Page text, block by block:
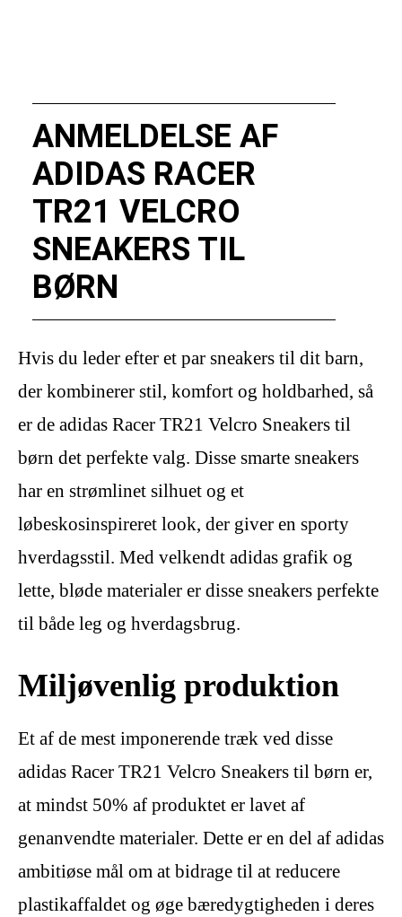
ANMELDELSE AF
ADIDAS RACER
TR21 VELCRO
SNEAKERS TIL
BØRN
Hvis du leder efter et par sneakers til dit barn,
der kombinerer stil, komfort og holdbarhed, så
er de adidas Racer TR21 Velcro Sneakers til
børn det perfekte valg. Disse smarte sneakers
har en strømlinet silhuet og et
løbeskosinspireret look, der giver en sporty
hverdagsstil. Med velkendt adidas grafik og
lette, bløde materialer er disse sneakers perfekte
til både leg og hverdagsbrug.
Miljøvenlig produktion
Et af de mest imponerende træk ved disse
adidas Racer TR21 Velcro Sneakers til børn er,
at mindst 50% af produktet er lavet af
genanvendte materialer. Dette er en del af adidas
ambitiøse mål om at bidrage til at reducere
plastikaffaldet og øge bæredygtigheden i deres